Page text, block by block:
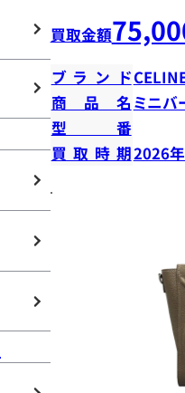
買取金額
ブランド
商品名 ミニバ
型番
買取時期2026